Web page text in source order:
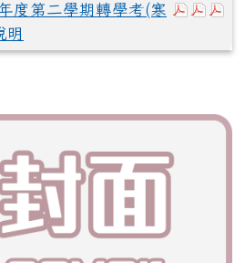
於彈
於
度第二學期轉學考(寒
明